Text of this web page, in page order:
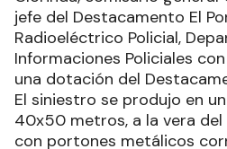
jefe del Destacamento El
Radioeléctrico Policial,
Informaciones Policiales
una dotación del
El siniestro se produjo en
40x50 metros, a la vera
con portones metálicos